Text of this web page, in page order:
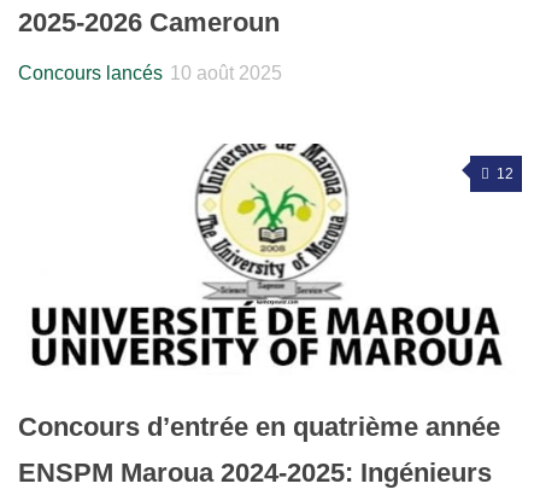
2025-2026 Cameroun
Concours lancés 10 août 2025
12
Concours d’entrée en quatrième année
ENSPM Maroua 2024-2025: Ingénieurs